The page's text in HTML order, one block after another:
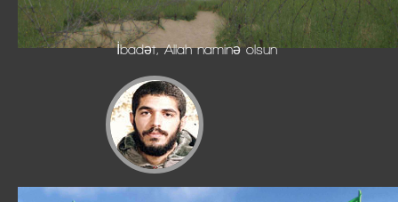
İbadət, Allah naminə olsun